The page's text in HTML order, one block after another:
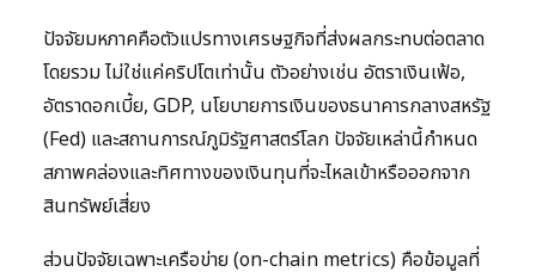
ปัจจัยมหภาคคือตัวแปรทางเศรษฐกิจที่ส่งผลกระทบต่อตลาด
โดยรวม ไม่ใช่แค่คริปโตเท่านั้น ตัวอย่างเช่น อัตราเงินเฟ้อ,
อัตราดอกเบี้ย, GDP, นโยบายการเงินของธนาคารกลางสหรัฐ
(Fed) และสถานการณ์ภูมิรัฐศาสตร์โลก ปัจจัยเหล่านี้กำหนด
สภาพคล่องและทิศทางของเงินทุนที่จะไหลเข้าหรือออกจาก
สินทรัพย์เสี่ยง
ส่วนปัจจัยเฉพาะเครือข่าย (on-chain metrics) คือข้อมูลที่